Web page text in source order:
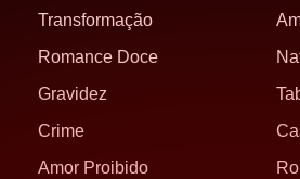
Transformação
Romance Doce
Gravidez
Crime
Amor Proibido